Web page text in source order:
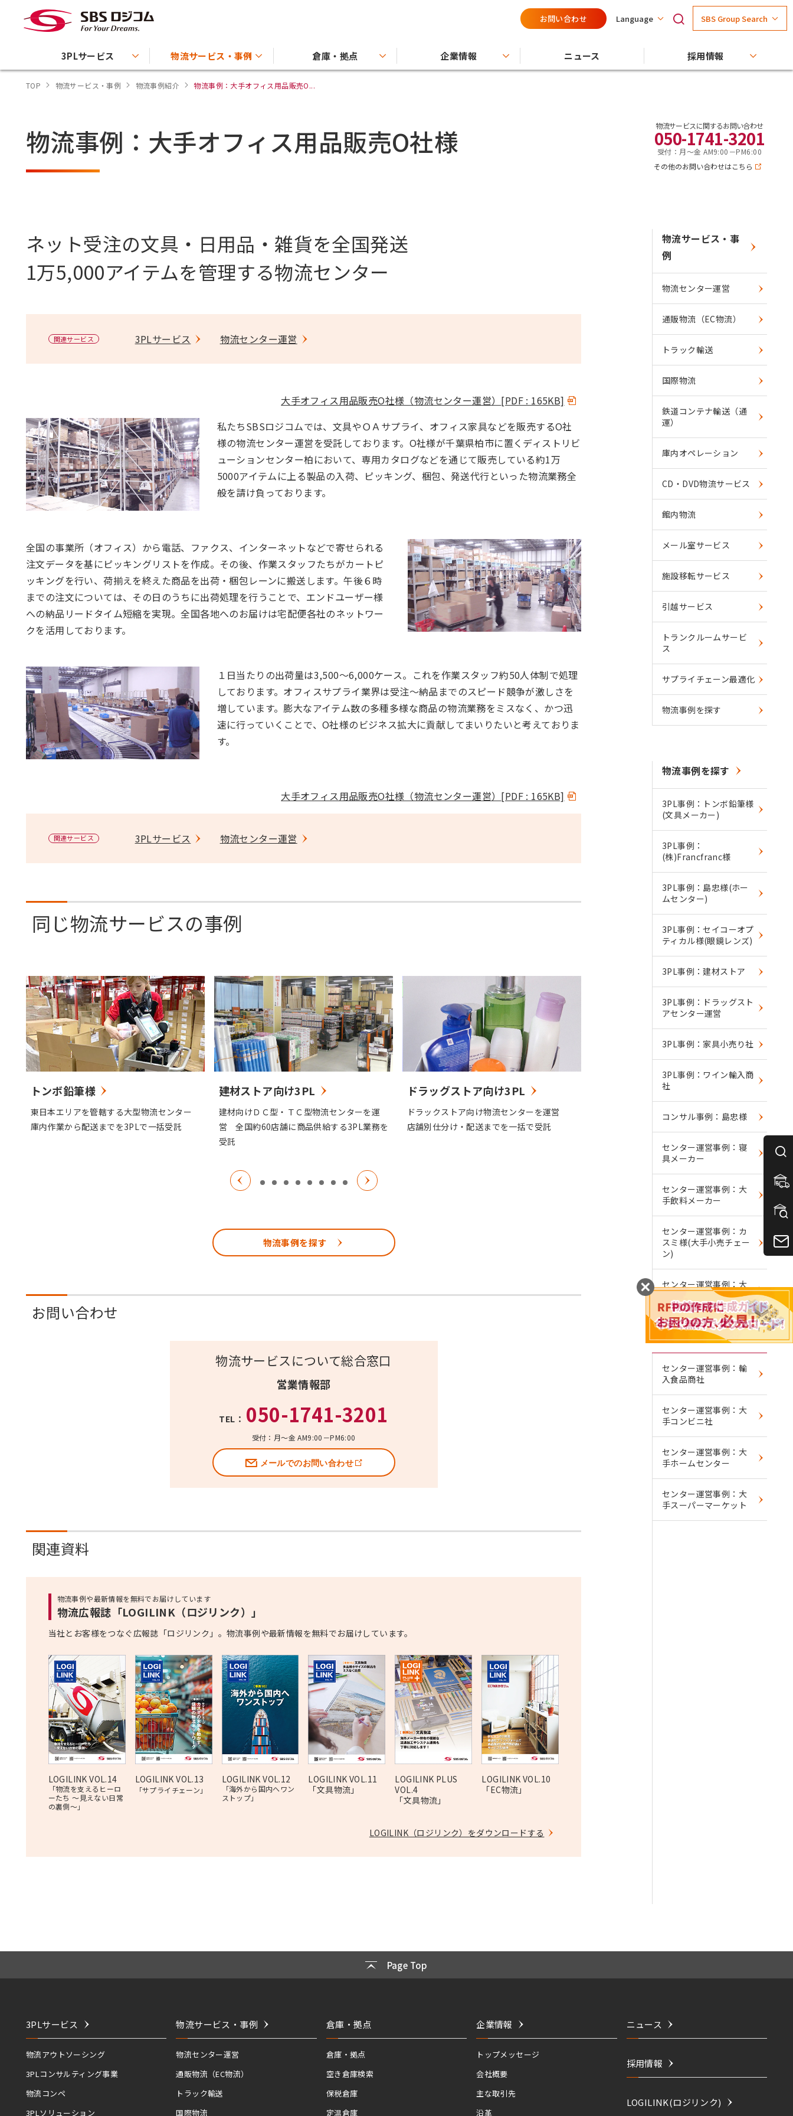
お問い合わせ Language SBS Group Search
3PLサービス 物流サービス・事例 倉庫・拠点 企業情報 ニュース 採用情報
TOP 物流サービス・事例 物流事例紹介 物流事例：大手オフィス用品販売O...
物流事例：大手オフィス用品販売O社様 物流サービスに関するお問い合わせ
050-1741-3201
受付：月～金 AM9:00－PM6:00
その他のお問い合わせはこちら
ネット受注の文具・日用品・雑貨を全国発送
1万5,000アイテムを管理する物流センター
関連サービス 3PLサービス 物流センター運営
大手オフィス用品販売O社様（物流センター運営） [PDF : 165KB]
私たちSBSロジコムでは、文具やＯＡサプライ、オフィス家具などを販売するO社
様の物流センター運営を受託しております。O社様が千葉県柏市に置くディストリビ
ューションセンター柏において、専用カタログなどを通じて販売している約1万
5000アイテムに上る製品の入荷、ピッキング、梱包、発送代行といった物流業務全
般を請け負っております。
全国の事業所（オフィス）から電話、ファクス、インターネットなどで寄せられる
注文データを基にピッキングリストを作成。その後、作業スタッフたちがカートピ
ッキングを行い、荷揃えを終えた商品を出荷・梱包レーンに搬送します。午後６時
までの注文については、その日のうちに出荷処理を行うことで、エンドユーザー様
への納品リードタイム短縮を実現。全国各地へのお届けは宅配便各社のネットワー
クを活用しております。
１日当たりの出荷量は3,500～6,000ケース。これを作業スタッフ約50人体制で処理
しております。オフィスサプライ業界は受注～納品までのスピード競争が激しさを
増しています。膨大なアイテム数の多種多様な商品の物流業務をミスなく、かつ迅
速に行っていくことで、O社様のビジネス拡大に貢献してまいりたいと考えておりま
す。
大手オフィス用品販売O社様（物流センター運営） [PDF : 165KB]
関連サービス 3PLサービス 物流センター運営
同じ物流サービスの事例
トンボ鉛筆様
東日本エリアを管轄する大型物流センター
庫内作業から配送までを3PLで一括受託
建材ストア向け3PL
建材向けＤＣ型・ＴＣ型物流センターを運
営 全国約60店舗に商品供給する3PL業務を
受託
ドラッグストア向け3PL
ドラックストア向け物流センターを運営
店舗別仕分け・配送までを一括で受託
ホームセンター向け一括物流センター業務
物流事例を探す
お問い合わせ
物流サービスについて総合窓口
営業情報部
TEL： 050-1741-3201
受付：月～金 AM9:00－PM6:00
メールでのお問い合わせ
関連資料
物流事例や最新情報を無料でお届けしています
物流広報誌「LOGILINK（ロジリンク）」
当社とお客様をつなぐ広報誌「ロジリンク」。物流事例や最新情報を無料でお届けしています。
LOGILINK VOL.14
「物流を支えるヒーロ
ーたち 〜見えない日常
の裏側〜」
LOGILINK VOL.13
「サプライチェーン」
LOGILINK VOL.12
「海外から国内へワン
ストップ」
LOGILINK VOL.11
「文具物流」
LOGILINK PLUS
VOL.4
「文具物流」
LOGILINK VOL.10
「EC物流」
LOGILINK（ロジリンク）をダウンロードする
物流サービス・事
例
物流センター運営
通販物流（EC物流）
トラック輸送
国際物流
鉄道コンテナ輸送（通
運）
庫内オペレーション
CD・DVD物流サービス
館内物流
メール室サービス
施設移転サービス
引越サービス
トランクルームサービ
ス
サプライチェーン最適化
物流事例を探す
物流事例を探す
3PL事例：トンボ鉛筆様
(文具メーカー)
3PL事例：
(株)Francfranc様
3PL事例：島忠様(ホー
ムセンター)
3PL事例：セイコーオプ
ティカル様(眼鏡レンズ)
3PL事例：建材ストア
3PL事例：ドラッグスト
アセンター運営
3PL事例：家具小売り社
3PL事例：ワイン輸入商
社
コンサル事例：島忠様
センター運営事例：寝
具メーカー
センター運営事例：大
手飲料メーカー
センター運営事例：カ
スミ様(大手小売チェー
ン)
センター運営事例：大
手機器メーカー
センター運営事例：大手
オフィス用品販売社
センター運営事例：輸
入食品商社
センター運営事例：大
手コンビニ社
センター運営事例：大
手ホームセンター
センター運営事例：大
手スーパーマーケット
Page Top
3PLサービス
物流アウトソーシング
3PLコンサルティング事業
物流コンペ
3PLソリューション
物流サービス・事例
物流センター運営
通販物流（EC物流）
トラック輸送
国際物流
倉庫・拠点
倉庫・拠点
空き倉庫検索
保税倉庫
定温倉庫
企業情報
トップメッセージ
会社概要
主な取引先
沿革
ニュース
採用情報
LOGILINK(ロジリンク)